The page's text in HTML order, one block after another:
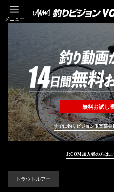
メニュー
無料お試し
すでに釣りビジョン倶楽部
J:COM加入者の方は
トラウトルアー